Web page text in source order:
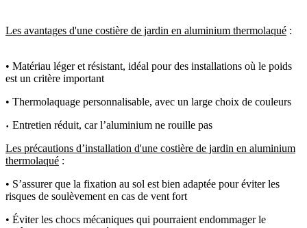
Les avantages d'une costière de jardin en aluminium thermolaqué :
• Matériau léger et résistant, idéal pour des installations où le poids
est un critère important
• Thermolaquage personnalisable, avec un large choix de couleurs
• Entretien réduit, car l’aluminium ne rouille pas
Les précautions d’installation d'une costière de jardin en aluminium
thermolaqué :
• S’assurer que la fixation au sol est bien adaptée pour éviter les
risques de soulèvement en cas de vent fort
• Éviter les chocs mécaniques qui pourraient endommager le